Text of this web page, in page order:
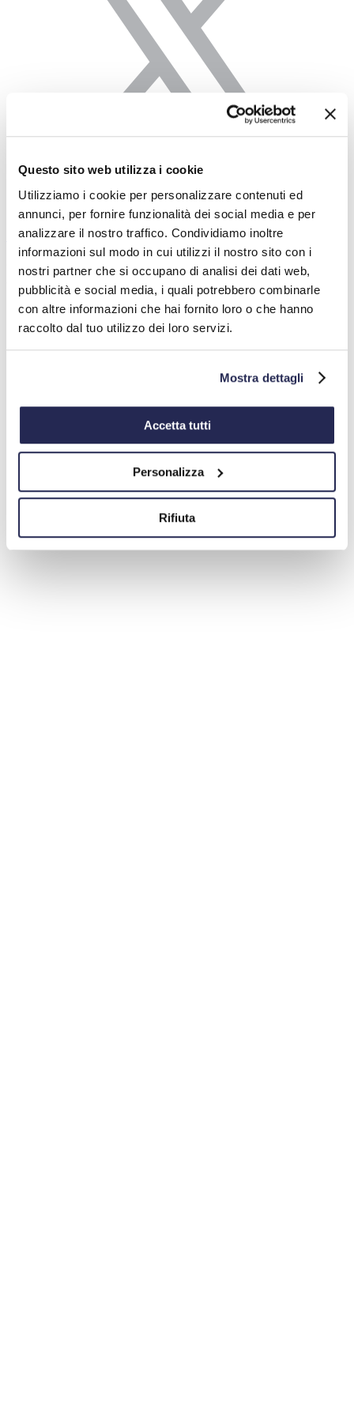
Questo sito web utilizza i cookie
Utilizziamo i cookie per personalizzare contenuti ed
annunci, per fornire funzionalità dei social media e per
analizzare il nostro traffico. Condividiamo inoltre
informazioni sul modo in cui utilizzi il nostro sito con i
nostri partner che si occupano di analisi dei dati web,
pubblicità e social media, i quali potrebbero combinarle
con altre informazioni che hai fornito loro o che hanno
raccolto dal tuo utilizzo dei loro servizi.
Mostra dettagli
Accetta tutti
Personalizza
Rifiuta
Linkedin
Cosmob S.p.A. P.IVA: 00872940416 | Sede legale e
operativa: Via Brodolini, 29 | 61025 Montelabbate (PU)
Italia